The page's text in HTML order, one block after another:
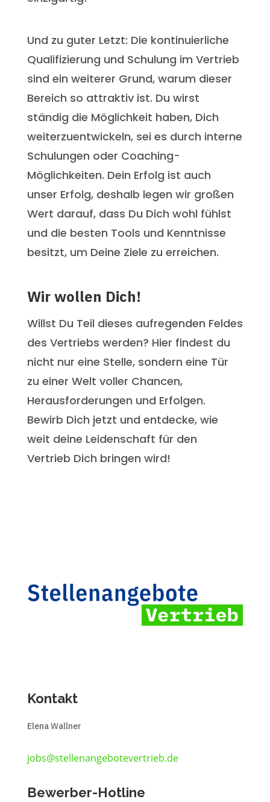
Und zu guter Letzt: Die kontinuierliche
Qualifizierung und Schulung im Vertrieb
sind ein weiterer Grund, warum dieser
Bereich so attraktiv ist. Du wirst
ständig die Möglichkeit haben, Dich
weiterzuentwickeln, sei es durch interne
Schulungen oder Coaching-
Möglichkeiten. Dein Erfolg ist auch
unser Erfolg, deshalb legen wir großen
Wert darauf, dass Du Dich wohl fühlst
und die besten Tools und Kenntnisse
besitzt, um Deine Ziele zu erreichen.
Wir wollen Dich!
Willst Du Teil dieses aufregenden Feldes
des Vertriebs werden? Hier findest du
nicht nur eine Stelle, sondern eine Tür
zu einer Welt voller Chancen,
Herausforderungen und Erfolgen.
Bewirb Dich jetzt und entdecke, wie
weit deine Leidenschaft für den
Vertrieb Dich bringen wird!
Kontakt
Elena Wallner
jobs@stellenangebotevertrieb.de
Bewerber-Hotline